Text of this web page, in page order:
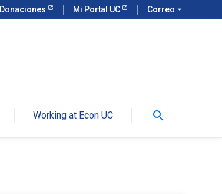
Donaciones Mi Portal UC Correo arrow_drop_down
Working at Econ UC search